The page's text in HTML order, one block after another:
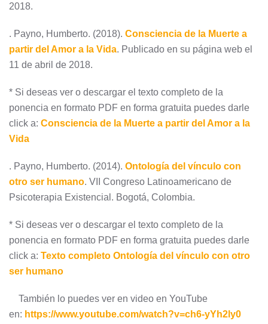
2018.
. Payno, Humberto. (2018). Consciencia de la Muerte a
partir del Amor a la Vida. Publicado en su página web el
11 de abril de 2018.
* Si deseas ver o descargar el texto completo de la
ponencia en formato PDF en forma gratuita puedes darle
click a: Consciencia de la Muerte a partir del Amor a la
Vida
. Payno, Humberto. (2014). Ontología del vínculo con
otro ser humano. VII Congreso Latinoamericano de
Psicoterapia Existencial. Bogotá, Colombia.
* Si deseas ver o descargar el texto completo de la
ponencia en formato PDF en forma gratuita puedes darle
click a: Texto completo Ontología del vínculo con otro
ser humano
También lo puedes ver en video en YouTube
en: https://www.youtube.com/watch?v=ch6-yYh2ly0